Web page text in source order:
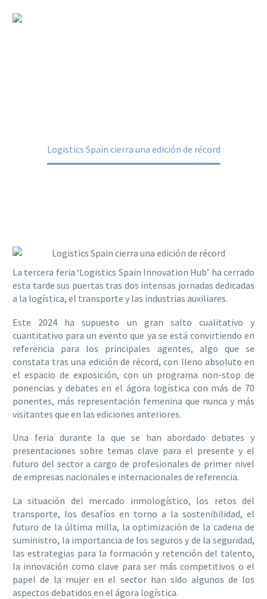
Logistics Spain cierra una edición de récord
La tercera feria ‘Logistics Spain Innovation Hub’ ha cerrado
esta tarde sus puertas tras dos intensas jornadas dedicadas
a la logística, el transporte y las industrias auxiliares.
Este 2024 ha supuesto un gran salto cualitativo y
cuantitativo para un evento que ya se está convirtiendo en
referencia para los principales agentes, algo que se
constata tras una edición de récord, con lleno absoluto en
el espacio de exposición, con un programa non-stop de
ponencias y debates en el ágora logística con más de 70
ponentes, más representación femenina que nunca y más
visitantes que en las ediciones anteriores.
Una feria durante la que se han abordado debates y
presentaciones sobre temas clave para el presente y el
futuro del sector a cargo de profesionales de primer nivel
de empresas nacionales e internacionales de referencia.
La situación del mercado inmologístico, los retos del
transporte, los desafíos en torno a la sostenibilidad, el
futuro de la última milla, la optimización de la cadena de
suministro, la importancia de los seguros y de la seguridad,
las estrategias para la formación y retención del talento,
la innovación como clave para ser más competitivos o el
papel de la mujer en el sector han sido algunos de los
aspectos debatidos en el ágora logística.